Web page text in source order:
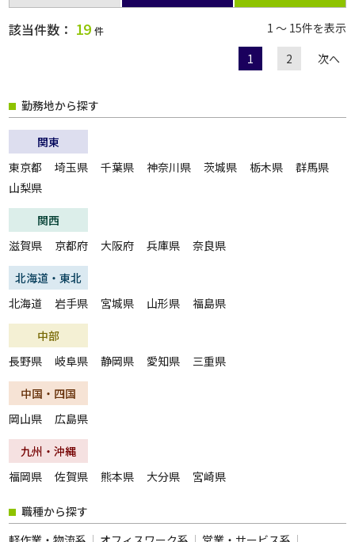
該当件数： 19 件
1 ～ 15件を表示
1
2 次へ
勤務地から探す
関東
東京都
埼玉県 千葉県 神奈川県 茨城県 栃木県
群馬県
山梨県
関西
滋賀県
京都府 大阪府 兵庫県 奈良県
北海道・東北
北海道
岩手県 宮城県 山形県 福島県
中部
長野県
岐阜県 静岡県 愛知県 三重県
中国・四国
岡山県
広島県
九州・沖縄
福岡県
佐賀県 熊本県 大分県 宮崎県
職種から探す